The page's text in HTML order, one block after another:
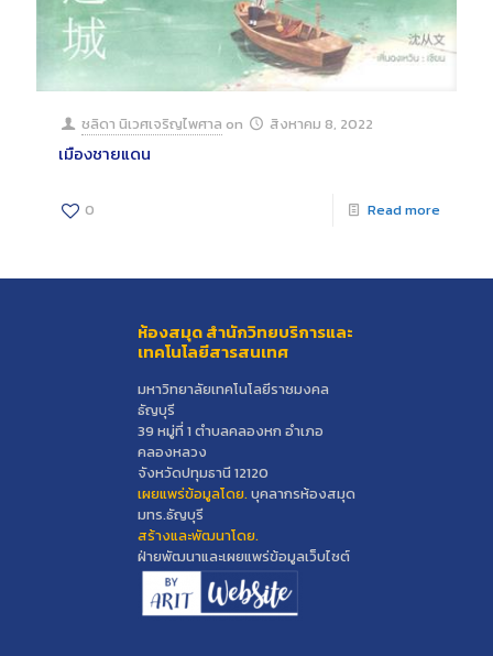
ชลิดา นิเวศเจริญไพศาล on สิงหาคม 8, 2022
เมืองชายแดน
0 Read more
ห้องสมุด สำนักวิทยบริการและ
เทคโนโลยีสารสนเทศ
มหาวิทยาลัยเทคโนโลยีราชมงคล
ธัญบุรี
39 หมู่ที่ 1 ตำบลคลองหก อำเภอ
คลองหลวง
จังหวัดปทุมธานี 12120
เผยแพร่ข้อมูลโดย.บุคลากรห้องสมุด
มทร.ธัญบุรี
สร้างและพัฒนาโดย.
ฝ่ายพัฒนาและเผยแพร่ข้อมูลเว็บไซต์